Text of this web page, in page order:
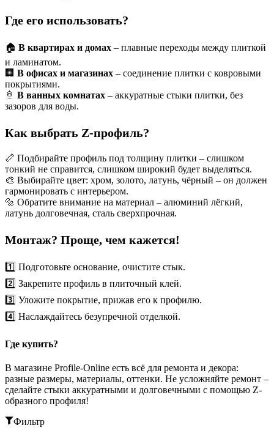
Где его использовать?
🏠 В квартирах и домах – плавные переходы между плиткой
и ламинатом.
🏢 В офисах и магазинах – соединение плитки с ковровыми
покрытиями.
🚿 В ванных комнатах – аккуратные стыки плитки, без
зазоров для воды.
Как выбрать Z-профиль?
📏 Подбирайте профиль под толщину плитки – слишком
тонкий не справится, слишком широкий будет выделяться.
🎨 Выбирайте цвет: хром, золото, латунь, чёрный – он должен
гармонировать с интерьером.
🔩 Обратите внимание на материал – алюминий лёгкий,
латунь долговечная, сталь сверхпрочная.
Монтаж? Проще, чем кажется!
1️⃣ Подготовьте основание, очистите стык.
2️⃣ Закрепите профиль в плиточный клей.
3️⃣ Уложите покрытие, прижав его к профилю.
4️⃣ Наслаждайтесь безупречной отделкой.
Где купить?
В магазине Profile-Online есть всё для ремонта и декора:
разные размеры, материалы, оттенки. Не усложняйте ремонт –
сделайте стыки аккуратными и долговечными с помощью Z-
образного профиля!
Фильтр